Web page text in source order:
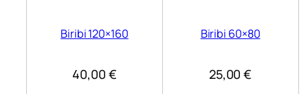
Biribi 120×160
40,00 €
Biribi 60×80
25,00€